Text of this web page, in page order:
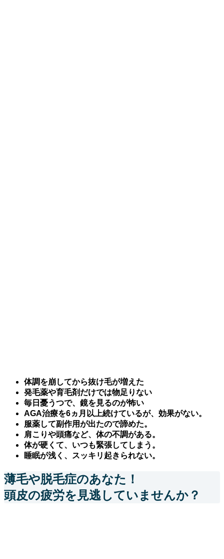
体調を崩してから抜け毛が増えた
発毛薬や育毛剤だけでは物足りない
毎日憂うつで、鏡を見るのが怖い
AGA治療を6ヵ月以上続けているが、効果がない。
服薬して副作用が出たので諦めた。
肩こりや頭痛など、体の不調がある。
体が硬くて、いつも緊張してしまう。
睡眠が浅く、スッキリ起きられない。
薄毛や脱毛症のあなた！
頭皮の疲労を見逃していませんか？